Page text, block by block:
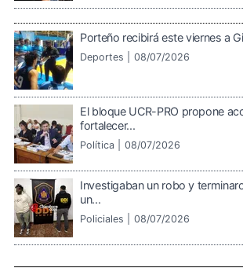
Porteño recibirá este viernes a
Deportes | 08/07/2026
El bloque UCR-PRO propone
fortalecer...
Política | 08/07/2026
Investigaban un robo y
un...
Policiales | 08/07/2026